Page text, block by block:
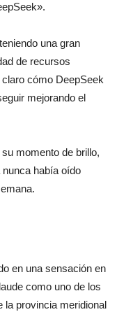
una gran
de recursos
cómo DeepSeek
mejorando el
momento de brillo,
había oído
en una sensación en
como uno de los
la provincia meridional